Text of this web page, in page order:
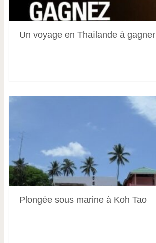
Un voyage en Thaïlande à gagner
Plongée sous marine à Koh Tao